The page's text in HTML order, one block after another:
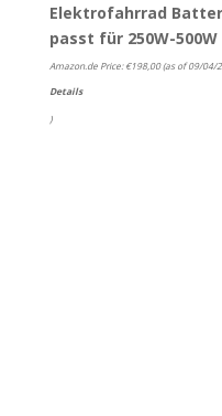
Elektrofahrrad
passt für 250W-
Amazon.de Price:€198,00(as of 09/04/
Details
)